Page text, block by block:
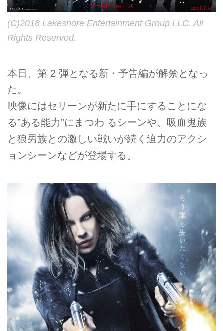
(C)2016 Lakeshore Entertainment Group LLC. All
Rights Reserved.
本日、第 2 弾となる新・予告編が解禁となっ
た。
映像にはセリーンが新たに手にすることにな
る”ある能力”にまつわ るシーンや、吸血鬼族
と狼男族との激しい戦いが続く迫力のアクシ
ョンシーンなどが登場する。